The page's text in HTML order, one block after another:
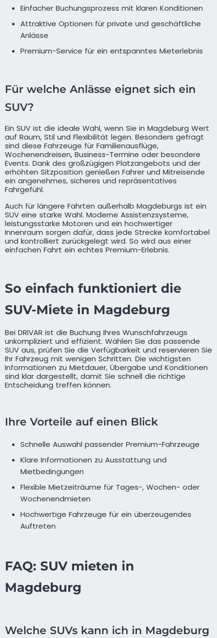
Einfacher Buchungsprozess mit klaren Konditionen
Attraktive Optionen für private und geschäftliche
Anlässe
Premium-Service für ein entspanntes Mieterlebnis
Für welche Anlässe eignet sich ein
SUV?
Ein SUV ist die ideale Wahl, wenn Sie in Magdeburg Wert
auf Raum, Stil und Flexibilität legen. Besonders gefragt
sind diese Fahrzeuge für Familienausflüge,
Wochenendreisen, Business-Termine oder besondere
Events. Dank des großzügigen Platzangebots und der
erhöhten Sitzposition genießen Fahrer und Mitreisende
ein angenehmes, sicheres und repräsentatives
Fahrgefühl.
Auch für längere Fahrten außerhalb Magdeburgs ist ein
SUV eine starke Wahl. Moderne Assistenzsysteme,
leistungsstarke Motoren und ein hochwertiger
Innenraum sorgen dafür, dass jede Strecke komfortabel
und kontrolliert zurückgelegt wird. So wird aus einer
einfachen Fahrt ein echtes Premium-Erlebnis.
So einfach funktioniert die
SUV-Miete in Magdeburg
Bei DRIVAR ist die Buchung Ihres Wunschfahrzeugs
unkompliziert und effizient. Wählen Sie das passende
SUV aus, prüfen Sie die Verfügbarkeit und reservieren Sie
Ihr Fahrzeug mit wenigen Schritten. Die wichtigsten
Informationen zu Mietdauer, Übergabe und Konditionen
sind klar dargestellt, damit Sie schnell die richtige
Entscheidung treffen können.
Ihre Vorteile auf einen Blick
Schnelle Auswahl passender Premium-Fahrzeuge
Klare Informationen zu Ausstattung und
Mietbedingungen
Flexible Mietzeiträume für Tages-, Wochen- oder
Wochenendmieten
Hochwertige Fahrzeuge für ein überzeugendes
Auftreten
FAQ: SUV mieten in
Magdeburg
Welche SUVs kann ich in Magdeburg